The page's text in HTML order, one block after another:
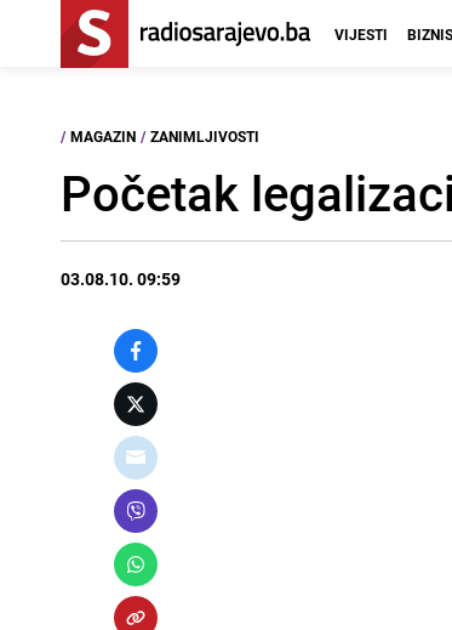
VIJESTI BIZNIS
/ MAGAZIN / ZANIMLJIVOSTI
Početak
03.08.10. 09:59